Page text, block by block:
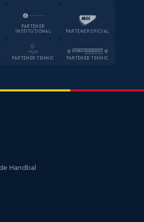
PARTENER
INSTITUȚIONAL
PARTENER OFICIAL
PARTENER TEHNIC PARTENER TEHNIC
Handbal